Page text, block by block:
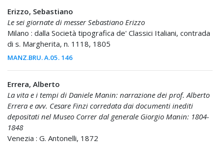
Erizzo, Sebastiano
Le sei giornate di messer Sebastiano Erizzo
Milano : dalla Società tipografica de' Classici Italiani, contrada
di s. Margherita, n. 1118, 1805
MANZ.BRU. A.05. 146
Errera, Alberto
La vita e i tempi di Daniele Manin: narrazione dei prof. Alberto
Errera e avv. Cesare Finzi corredata dai documenti inediti
depositati nel Museo Correr dal generale Giorgio Manin: 1804-
1848
Venezia : G. Antonelli, 1872